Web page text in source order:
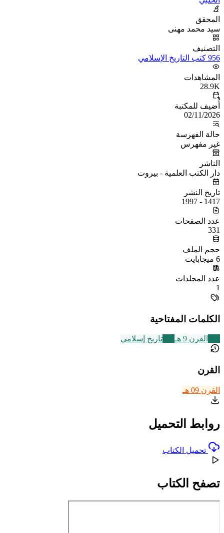
المحقق
سيد محمد مهنى
التصنيف
956 كتب التاريخ الإسلامي
المشاهدات
28.9K
أُضيف للمكتبة
02/11/2026
حالة الفهرسة
غير مفهرس
الناشر
دار الكتب العلمية - بيروت
تاريخ النشر
1417 - 1997
عدد الصفحات
331
حجم الملف
6 ميجابايت
عدد المجلدات
1
الكلمات المفتاحية
القرن 9 هـ تاريخ إسلامي
القرن
القرن 09 هـ
روابط التحميل
تحميل الكتاب
تصفح الكتاب